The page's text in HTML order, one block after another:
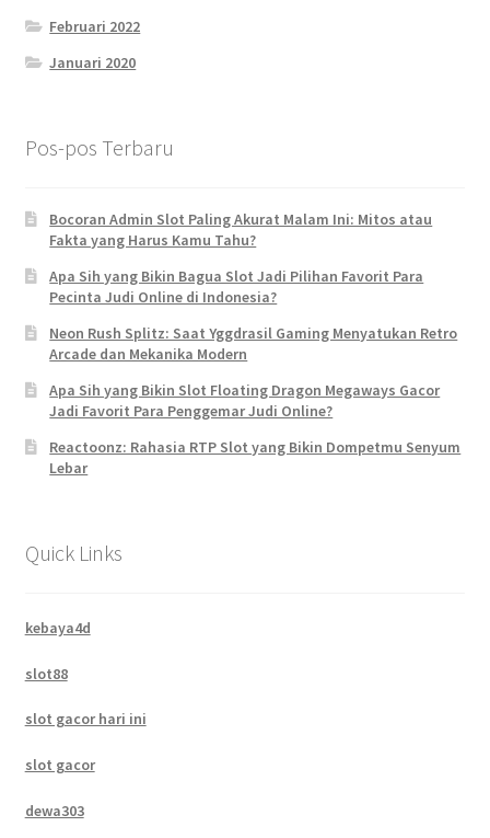
Februari 2022
Januari 2020
Pos-pos Terbaru
Bocoran Admin Slot Paling Akurat Malam Ini: Mitos atau
Fakta yang Harus Kamu Tahu?
Apa Sih yang Bikin Bagua Slot Jadi Pilihan Favorit Para
Pecinta Judi Online di Indonesia?
Neon Rush Splitz: Saat Yggdrasil Gaming Menyatukan Retro
Arcade dan Mekanika Modern
Apa Sih yang Bikin Slot Floating Dragon Megaways Gacor
Jadi Favorit Para Penggemar Judi Online?
Reactoonz: Rahasia RTP Slot yang Bikin Dompetmu Senyum
Lebar
Quick Links
kebaya4d
slot88
slot gacor hari ini
slot gacor
dewa303